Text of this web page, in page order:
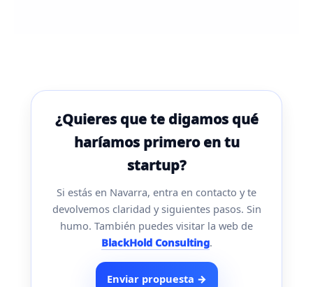
¿Quieres que te digamos qué
haríamos primero en tu
startup?
Si estás en Navarra, entra en contacto y te
devolvemos claridad y siguientes pasos. Sin
humo. También puedes visitar la web de
BlackHold Consulting.
Enviar propuesta →